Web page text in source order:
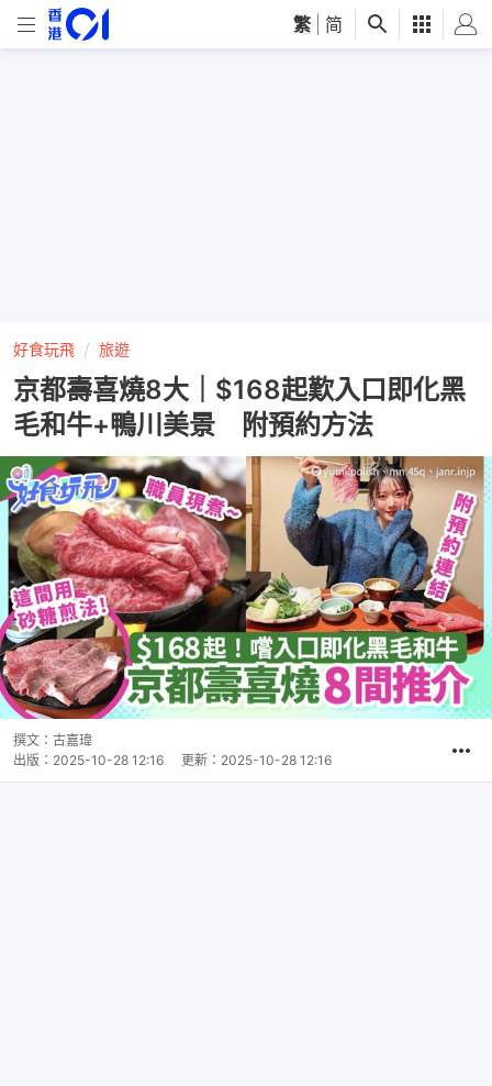
繁 简
好食玩飛 旅遊
京都壽喜燒8大｜$168起歎入口即化黑
毛和牛+鴨川美景 附預約方法
撰文： 古嘉瑋
出版： 2025-10-28 12:16 更新： 2025-10-28 12:16